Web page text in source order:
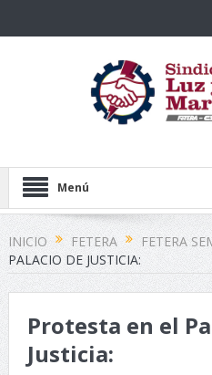
Menú
INICIO FETERA FETERA
PALACIO DE JUSTICIA:
Protesta en el
Justicia: